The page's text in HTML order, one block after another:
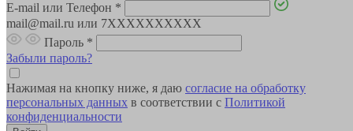
E-mail или Телефон *
mail@mail.ru или 7XXXXXXXXXX
Пароль *
Забыли пароль?
Нажимая на кнопку ниже, я даю согласие на обработку
персональных данных в соответствии с Политикой
конфиденциальности